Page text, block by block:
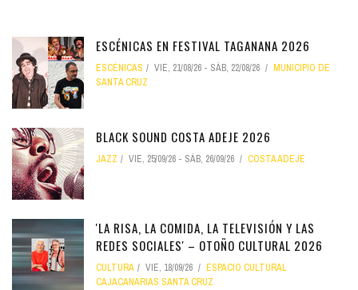
ESCÉNICAS EN FESTIVAL TAGANANA 2026
ESCÉNICAS VIE, 21/08/26 - SÁB, 22/08/26
MUNICIPIO DE
SANTA CRUZ
BLACK SOUND COSTA ADEJE 2026
JAZZ VIE, 25/09/26 - SÁB, 26/09/26 COSTA ADEJE
'LA RISA, LA COMIDA, LA TELEVISIÓN Y LAS
REDES SOCIALES' – OTOÑO CULTURAL 2026
CULTURA VIE, 18/09/26
ESPACIO CULTURAL
CAJACANARIAS SANTA CRUZ